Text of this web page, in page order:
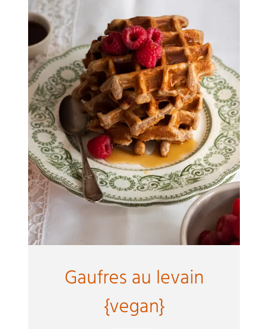
Gaufres au levain
{vegan}